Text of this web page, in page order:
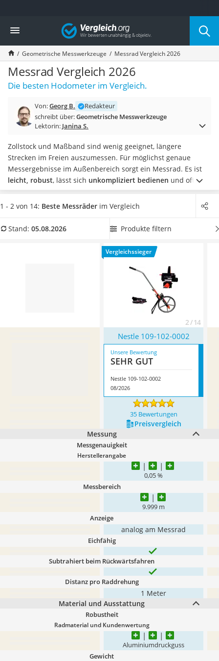
Die beliebtesten Vergleiche nach Kategorie
Baumarkt
Tresor feuerfest
Makita-Akku-Rasenmäher
Kappsäge
Smartes Türschloss
Akku-Rasentrimmer
Feuchtigkeitsmessgerät
Split-Klimaanlage 2 Innengeräte
Pelletofen
Tiefbrunnenpumpe
Fliesenschneider
Hochdruckreiniger
Doppelschleifer
Überwachungskamera
Benzinrasenmäher mit Elektrostart
Löschdecke
Vergleich
Geometrische Messwerkzeuge Messrad Vergleich 2026
Messrad Vergleich 2026
Die besten Hodometer im Vergleich.
Von:Georg B.
Redakteur
schreibt über:Geometrische Messwerkzeuge
Lektorin: Janina S.
Zollstock und Maßband sind wenig geeignet, längere
Strecken im Freien auszumessen. Für möglichst genaue
Messergebnisse im Außenbereich sorgt ein Messrad. Es ist
leicht, robust, lässt sich unkompliziert bedienen und oft
auchplatzsparendzusammenklappen und verstauen. Für
exakte Ergebnisseist Präzision das A und O. Alle Hersteller
in unserem Vergleich auf die Messgenauigkeit – je niedriger
Nestle 109-102-0002
1 - 2 von 14: Beste Messräder im Vergleich
Stand: 05.08.2026 Produkte filtern
Vergleichssieger
2 / 14
Nestle 109-102-0002
Unsere Bewertung
SEHR GUT
Nestle 109-102-0002
08/2026
35 Bewertungen
Preis­vergleich
Messung
Messgenauigkeit
Herstellerangabe
0,05 %
Messbereich
9.999 m
Anzeige
analog am Messrad
Eichfähig
Subtrahiert beim Rückwärtsfahren
Distanz pro Raddrehung
1 Meter
Material und Ausstattung
Robustheit
Radmaterial und Kundenwertung
Aluminiumdruckguss
Gewicht